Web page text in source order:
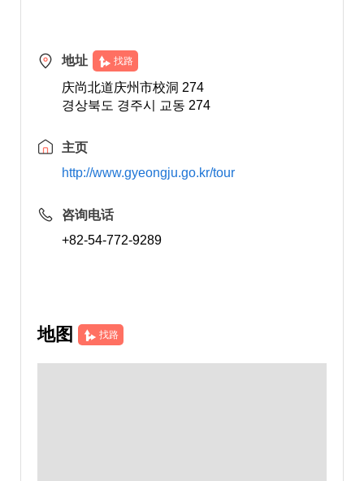
地址 找路
庆尚北道庆州市校洞 274
경상북도 경주시 교동 274
主页
http://www.gyeongju.go.kr/tour
咨询电话
+82-54-772-9289
地图 找路